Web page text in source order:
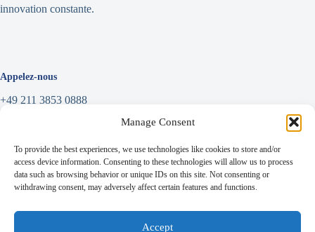
Manage Consent
To provide the best experiences, we use technologies like cookies to store and/or
access device information. Consenting to these technologies will allow us to process
data such as browsing behavior or unique IDs on this site. Not consenting or
withdrawing consent, may adversely affect certain features and functions.
Accept
innovation constante.
Appelez-nous
+49 211 3853 0888
info@linkfar.de